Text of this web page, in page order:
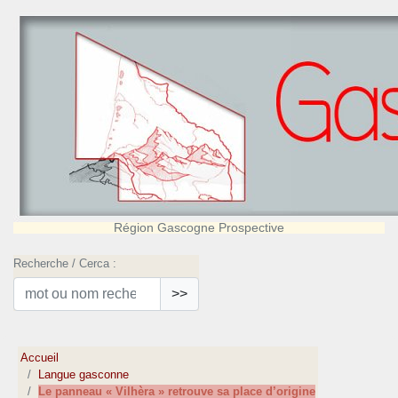
Région Gascogne Prospective
Recherche / Cerca :
>>
Accueil
Langue gasconne
Le panneau « Vilhèra » retrouve sa place d’origine